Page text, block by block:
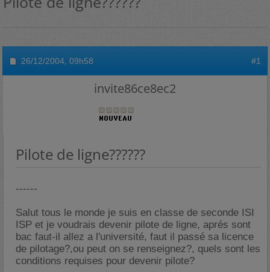
26/12/2004, 09h58 #1
invite86ce8ec2
Pilote de ligne??????
------
Salut tous le monde je suis en classe de seconde ISI
ISP et je voudrais devenir pilote de ligne, aprés sont
bac faut-il allez a l'université, faut il passé sa licence
de pilotage?,ou peut on se renseignez?, quels sont les
conditions requises pour devenir pilote?